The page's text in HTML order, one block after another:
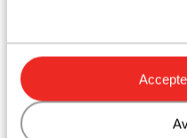
Andra boenden i